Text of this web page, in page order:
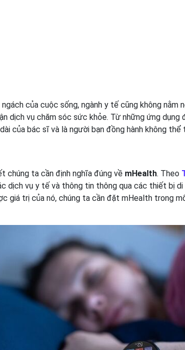
của cuộc sống, ngành y tế cũng không nằm
dịch vụ chăm sóc sức khỏe. Từ những ứng
của bác sĩ và là người bạn đồng hành không thể
chúng ta cần định nghĩa đúng về mHealth. Theo
dịch vụ y tế và thông tin thông qua các thiết bị
giá trị của nó, chúng ta cần đặt mHealth trong